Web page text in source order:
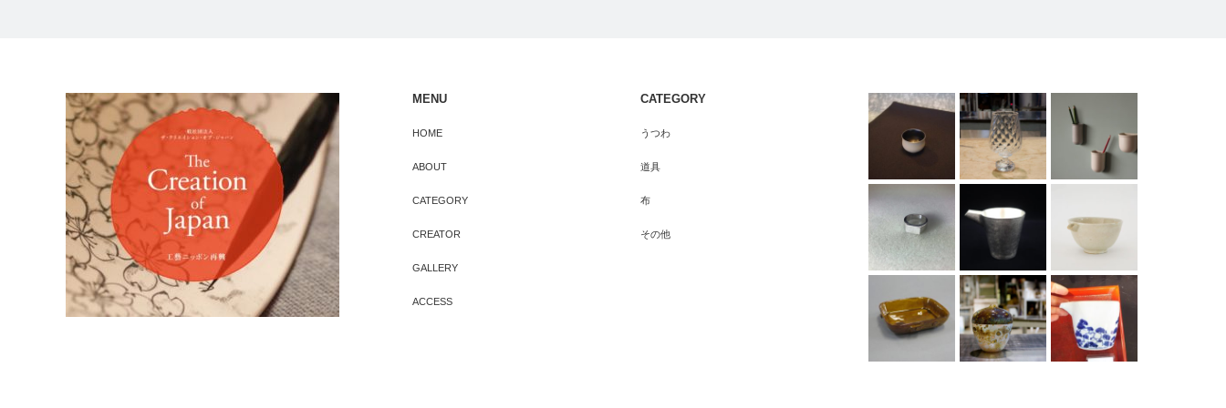
MENU
HOME
ABOUT
CATEGORY
CREATOR
GALLERY
ACCESS
CATEGORY
うつわ
道具
布
その他